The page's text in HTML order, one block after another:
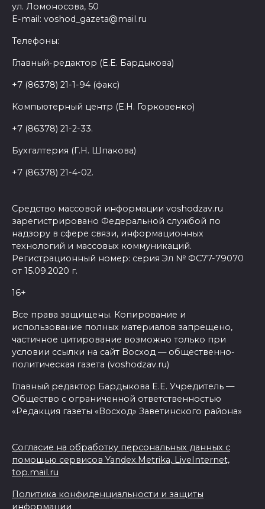
ул. Ломоносова, 50
E-mail: voshod_gazeta@mail.ru
Телефоны:
Главный-редактор (Е.Е. Бардыкова)
+7 (86378) 21-1-94 (факс)
Компьютерный центр (Е.Н. Горковенко)
+7 (86378) 21-2-33.
Бухгалтерия (Г.Н. Шпакова)
+7 (86378) 21-4-02.
Средство массовой информации voshodzav.ru
зарегистрировано Федеральной службой по
надзору в сфере связи, информационных
технологий и массовых коммуникаций.
Регистрационный номер: серия Эл № ФС77-79070
от 15.09.2020 г.
16+
Все права защищены. Копирование и
использование полных материалов запрещено,
частичное цитирование возможно только при
условии ссылки на сайт Восход — общественно-
политическая газета (voshodzav.ru)
Главный редактор Бардыкова Е.Е. Учредитель —
Общество с ограниченной ответственностью
«Редакция газеты «Восход» Заветинского района»
Согласие на обработку персональных данных с
помощью сервисов Yandex.Metrika, LiveInternet,
top.mail.ru
Политика конфиденциальности и защиты
информации